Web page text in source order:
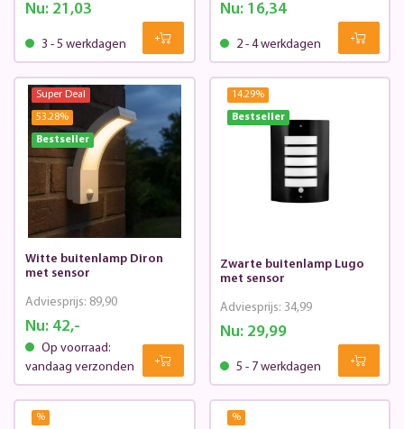
Nu:21,03
3 - 5 werkdagen
Nu: 16,34
2 - 4 werkdagen
Super Deal
53.28%
Bestseller
Witte buitenlamp Diron
met sensor
Nu:42,-
Adviesprijs: 89,90
Op voorraad:
vandaag verzonden
14.29%
Bestseller
Zwarte buitenlamp Lugo
met sensor
Nu: 29,99
Adviesprijs: 34,99
5 - 7 werkdagen
% %